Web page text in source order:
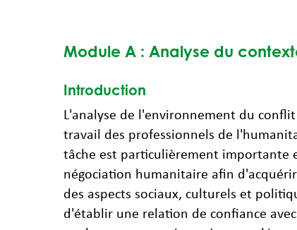
Module A : Analyse du
Introduction
L'analyse de l'environnement du
travail des professionnels de
tâche est particulièrement importante
négociation humanitaire afin
des aspects sociaux, culturels et
d'établir une relation de confiance